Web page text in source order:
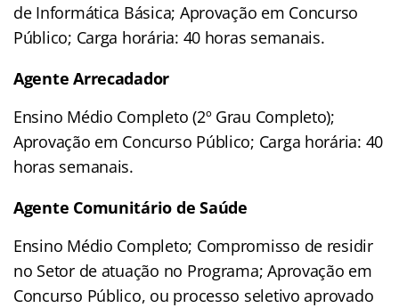
de Informática Básica; Aprovação em Concurso
Público; Carga horária: 40 horas semanais.
Agente Arrecadador
Ensino Médio Completo (2º Grau Completo);
Aprovação em Concurso Público; Carga horária: 40
horas semanais.
Agente Comunitário de Saúde
Ensino Médio Completo; Compromisso de residir
no Setor de atuação no Programa; Aprovação em
Concurso Público, ou processo seletivo aprovado